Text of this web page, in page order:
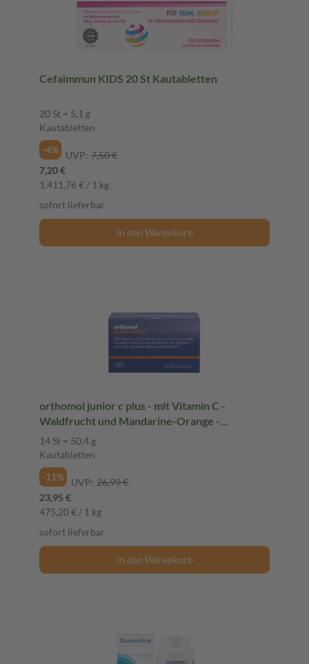
Cefaimmun KIDS 20 St Kautabletten
20 St = 5,1 g
Kautabletten
-4%
UVP: 7,50 €
7,20 €
1.411,76 € / 1 kg
sofort lieferbar
In den Warenkorb
orthomol junior c plus - mit Vitamin C -
Waldfrucht und Mandarine-Orange -
Kautabletten
14 St = 50,4 g
Kautabletten
-11%
UVP: 26,99 €
23,95 €
475,20 € / 1 kg
sofort lieferbar
In den Warenkorb